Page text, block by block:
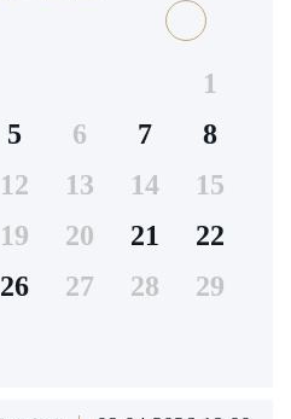
1
5 6 7
8
12 13 14
15
19 20 21
22
26 27 28
29